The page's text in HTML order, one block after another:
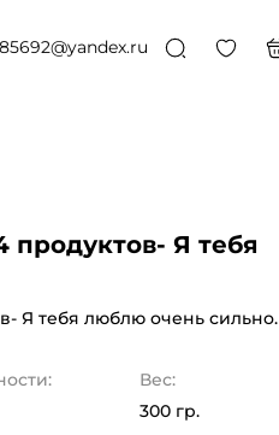
Я тебя
Я тебя люблю очень сильно.
Вес:
300 гр.